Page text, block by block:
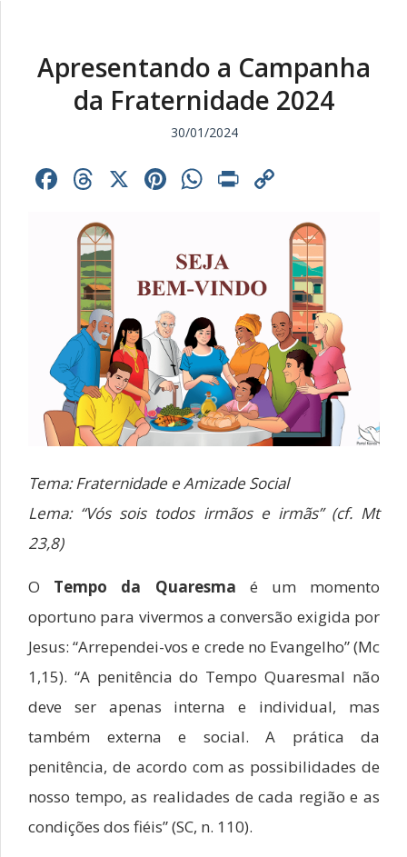
Apresentando a Campanha
da Fraternidade 2024
30/01/2024
Facebook
Threads
X Pinterest
WhatsApp
Print
Tema:Fraternidade e Amizade Social
Lema: “Vós sois todos irmãos e irmãs” (cf. Mt
23,8)
O Tempo da Quaresma é um momento
oportuno para vivermos a conversão exigida por
Jesus: “Arrependei-vos e crede no Evangelho” (Mc
1,15). “A penitência do Tempo Quaresmal não
deve ser apenas interna e individual, mas
também externa e social. A prática da
penitência, de acordo com as possibilidades de
nosso tempo, as realidades de cada região e as
condições dos fiéis” (SC, n. 110).